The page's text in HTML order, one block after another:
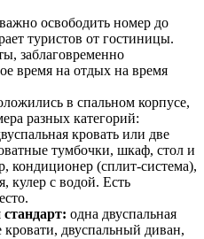
важно освободить номер до
туристов от гостиницы.
заблаговременно
время на отдых на время
в спальном корпусе,
разных категорий:
кровать или две
тумбочки, шкаф, стол и
кондиционер (сплит-система),
кулер с водой. Есть
одна двуспальная
двуспальный диван,